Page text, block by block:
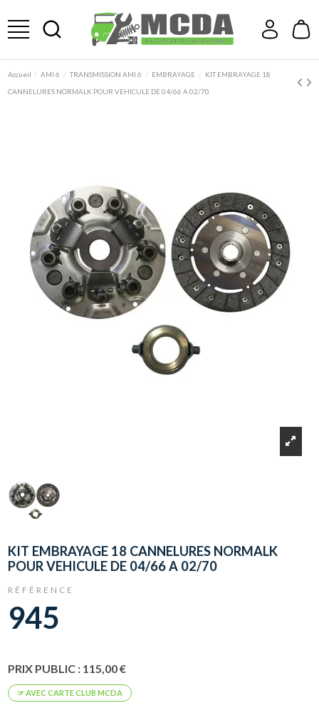
Accueil AMI 6 TRANSMISSION AMI 6 EMBRAYAGE
KIT EMBRAYAGE 18
CANNELURES NORMALK POUR VEHICULE DE 04/66 A 02/70
KIT EMBRAYAGE 18 CANNELURES NORMALK
POUR VEHICULE DE 04/66 A 02/70
RÉFÉRENCE
945
PRIX PUBLIC : 115,00 €